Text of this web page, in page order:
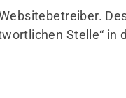
Stelle“ in